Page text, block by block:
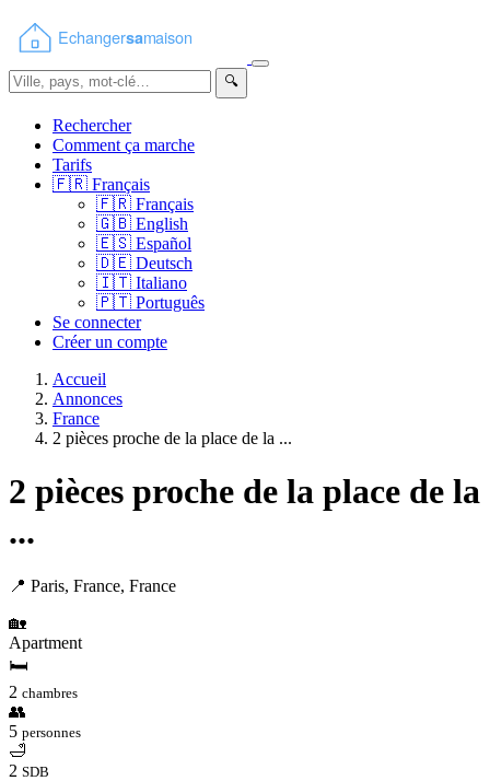
🔍
Rechercher
Comment ça marche
Tarifs
🇫🇷 Français
🇫🇷 Français
🇬🇧 English
🇪🇸 Español
🇩🇪 Deutsch
🇮🇹 Italiano
🇵🇹 Português
Se connecter
Créer un compte
Accueil
Annonces
France
2 pièces proche de la place de la ...
2 pièces proche de la place de la
...
📍 Paris, France, France
🏡
Apartment
🛏
2 chambres
👥
5 personnes
🛁
2 SDB